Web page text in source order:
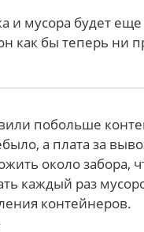
и мусора будет
как бы теперь ни
побольше
а плата за
около забора,
каждый раз
контейнеров.